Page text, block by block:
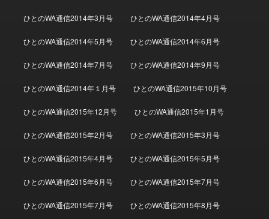
ひとのWA通信2014年3月号 ひとのWA通信2014年4月号
ひとのWA通信2014年5月号 ひとのWA通信2014年6月号
ひとのWA通信2014年7月号 ひとのWA通信2014年9月号
ひとのWA通信2014年１月号 ひとのWA通信2015年10月号
ひとのWA通信2015年12月号 ひとのWA通信2015年1月号
ひとのWA通信2015年2月号 ひとのWA通信2015年3月号
ひとのWA通信2015年4月号 ひとのWA通信2015年5月号
ひとのWA通信2015年6月号 ひとのWA通信2015年7月号
ひとのWA通信2015年7月号 ひとのWA通信2015年8月号